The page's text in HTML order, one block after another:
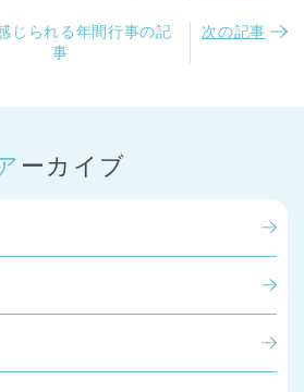
じられる年間行事の記
事
次の記事
アーカイブ